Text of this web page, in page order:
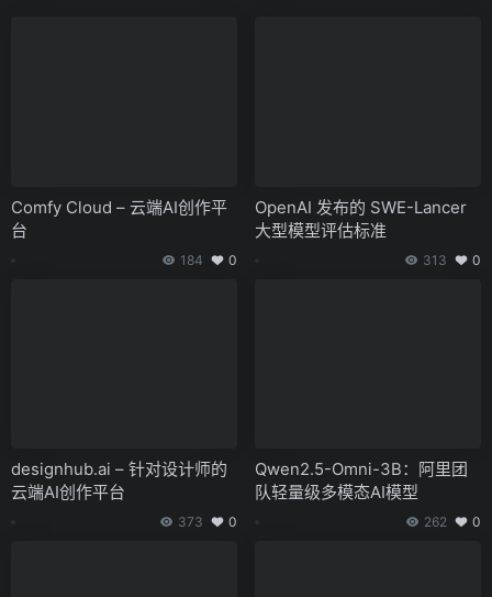
Comfy Cloud – 云端AI创作平
台
184 0
OpenAI 发布的 SWE-Lancer
大型模型评估标准
313 0
designhub.ai – 针对设计师的
云端AI创作平台
373 0
Qwen2.5-Omni-3B：阿里团
队轻量级多模态AI模型
262 0